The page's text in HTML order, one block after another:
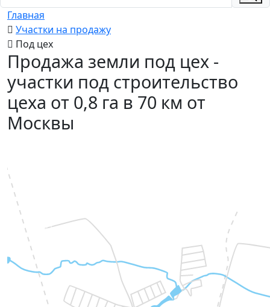
Главная
Участки на продажу
Под цех
Продажа земли под цех -
участки под строительство
цеха от 0,8 га в 70 км от
Москвы